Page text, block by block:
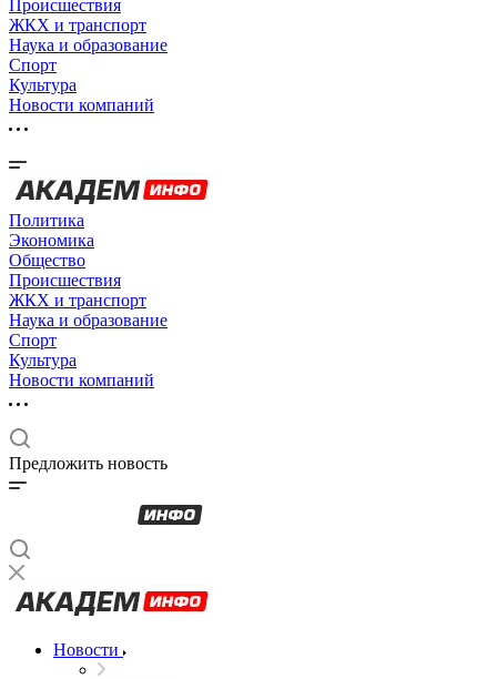
Происшествия
ЖКХ и транспорт
Наука и образование
Спорт
Культура
Новости компаний
Политика
Экономика
Общество
Происшествия
ЖКХ и транспорт
Наука и образование
Спорт
Культура
Новости компаний
Предложить новость
Новости